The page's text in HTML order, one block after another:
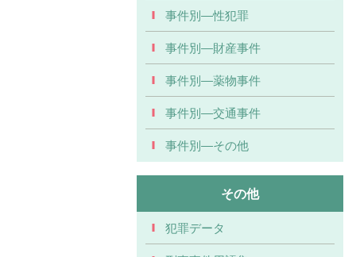
事件別―性犯罪
事件別―財産事件
事件別―薬物事件
事件別―交通事件
事件別―その他
その他
犯罪データ